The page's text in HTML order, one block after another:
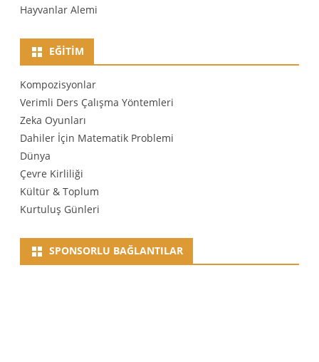
Hayvanlar Alemi
EĞITIM
Kompozisyonlar
Verimli Ders Çalışma Yöntemleri
Zeka Oyunları
Dahiler İçin Matematik Problemi
Dünya
Çevre Kirliliği
Kültür & Toplum
Kurtuluş Günleri
SPONSORLU BAĞLANTILAR